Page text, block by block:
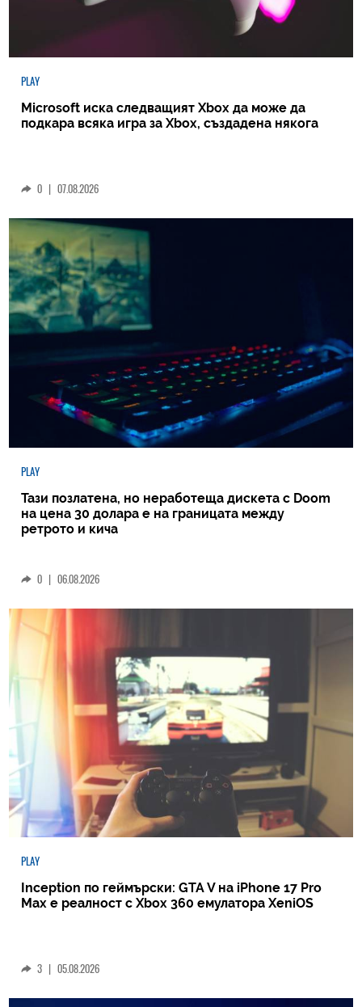
PLAY
Microsoft иска следващият Xbox да може да
подкара всяка игра за Xbox, създадена някога
0 | 07.08.2026
PLAY
Тази позлатена, но неработеща дискета с Doom
на цена 30 долара е на границата между
ретрото и кича
0 | 06.08.2026
PLAY
Inception по геймърски: GTA V на iPhone 17 Pro
Max е реалност с Xbox 360 емулатора XeniOS
3 | 05.08.2026